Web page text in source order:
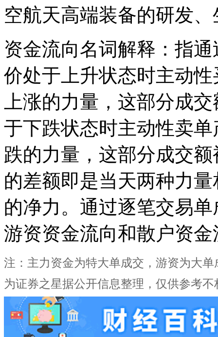
空航天高端装备的研发
资金流向名词解释：指
价处于上升状态时主动
上涨的力量，这部分成
于下跌状态时主动性卖
跌的力量，这部分成交
的差额即是当天两种力
的净力。通过逐笔交易
游资资金流向和散户资金
注：主力资金为特大单成交，游资为大
为证券之星据公开信息整理，仅供参考